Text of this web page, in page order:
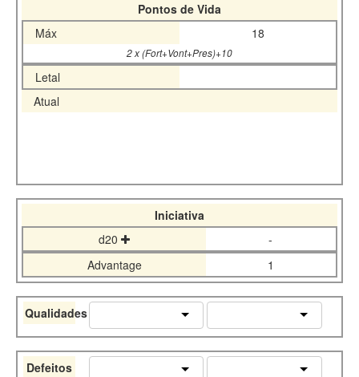
Pontos de Vida
Máx
18
2 x (Fort+Vont+Pres)+10
Letal
Atual
Iniciativa
d20
-
Advantage
1
Qualidades
Defeitos